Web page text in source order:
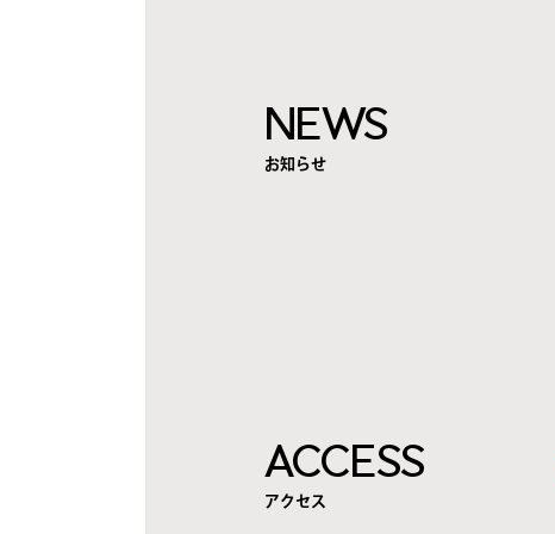
NEWS
お知らせ
ACCESS
アクセス